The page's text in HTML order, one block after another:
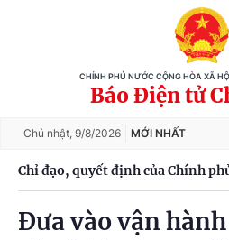
CHÍNH PHỦ NƯỚC CỘNG HÒA XÃ
Báo Điện tử
Chủ nhật, 9/8/2026 MỚI NHẤT
Chỉ đạo, quyết định của Chính
Đưa vào vận